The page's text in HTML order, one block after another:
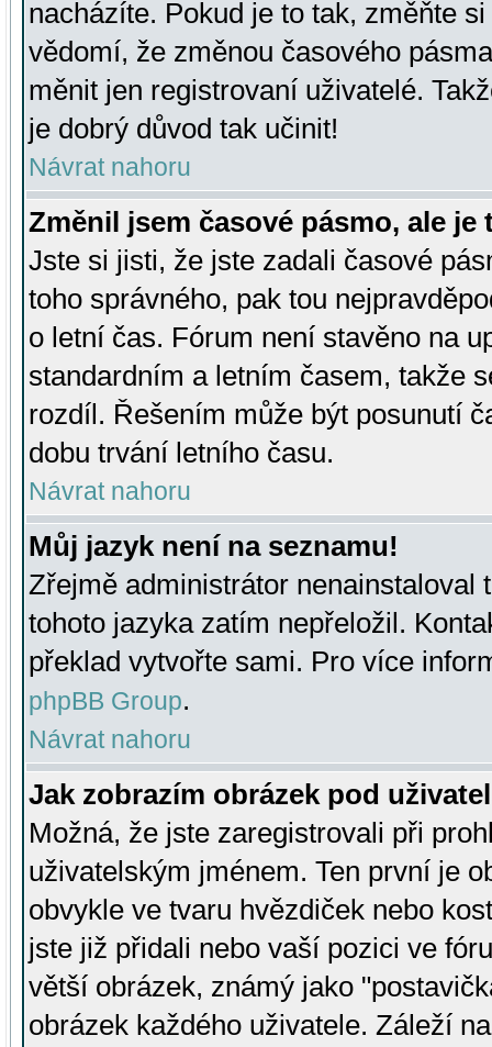
nacházíte. Pokud je to tak, změňte
vědomí, že změnou časového
měnit jen registrovaní uživatelé.
je dobrý důvod tak učinit!
Návrat nahoru
Změnil jsem časové pásmo, ale je
Jste si jisti, že jste zadali časové
toho správného, pak tou
o letní čas. Fórum není stavěno na
standardním a letním časem, takže
rozdíl. Řešením může být posunutí
dobu trvání letního času.
Návrat nahoru
Můj jazyk není na seznamu!
Zřejmě administrátor nenainstaloval
tohoto jazyka zatím nepřeložil.
překlad vytvořte sami. Pro více
phpBB Group.
Návrat nahoru
Jak zobrazím obrázek pod
Možná, že jste zaregistrovali při
uživatelským jménem. Ten první je
obvykle ve tvaru hvězdiček nebo
jste již přidali nebo vaší pozici ve
větší obrázek, známý jako
obrázek každého uživatele. Záleží